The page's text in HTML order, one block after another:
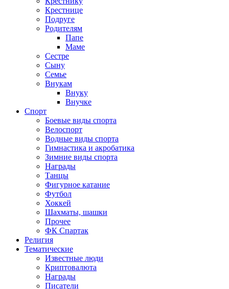
Крестнице
Подруге
Родителям
Папе
Маме
Сестре
Сыну
Семье
Внукам
Внуку
Внучке
Спорт
Боевые виды спорта
Велоспорт
Водные виды спорта
Гимнастика и акробатика
Зимние виды спорта
Награды
Танцы
Фигурное катание
Футбол
Хоккей
Шахматы, шашки
Прочее
ФК Спартак
Религия
Тематические
Известные люди
Криптовалюта
Награды
Писатели